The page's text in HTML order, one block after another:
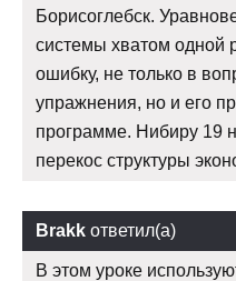
Борисоглебск.
системы хватом одной
ошибку, не только в
упражнения, но и его
программе. Нибиру 19
перекос структуры
Brakk ответил(а)
В этом уроке